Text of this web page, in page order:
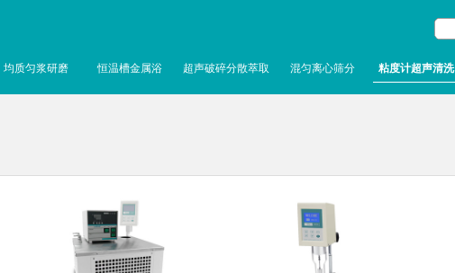
均质匀浆研磨 恒温槽金属浴 超声破碎分散萃取 混匀离心筛分 粘度计超声清洗